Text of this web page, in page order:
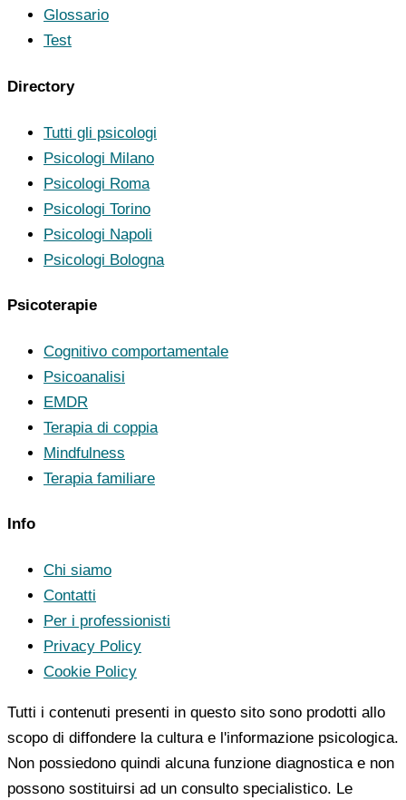
Glossario
Test
Directory
Tutti gli psicologi
Psicologi Milano
Psicologi Roma
Psicologi Torino
Psicologi Napoli
Psicologi Bologna
Psicoterapie
Cognitivo comportamentale
Psicoanalisi
EMDR
Terapia di coppia
Mindfulness
Terapia familiare
Info
Chi siamo
Contatti
Per i professionisti
Privacy Policy
Cookie Policy
Tutti i contenuti presenti in questo sito sono prodotti allo
scopo di diffondere la cultura e l'informazione psicologica.
Non possiedono quindi alcuna funzione diagnostica e non
possono sostituirsi ad un consulto specialistico. Le